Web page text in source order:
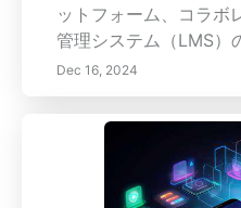
的な学びの利点とそれ
判的思考や社会的スキ
す。独立心やウェルビ
る 定期的な休憩や、
力を高める教室内での
の重要性を学び、最終
につながります。この
管理者、および教育環
ットフォーム、コラボ
管理システム（LMS）
記事を通じて、教育技
ます。個別化された教
ャルリアリティ（VR
解をどのように高めら
す。Kahoot!、Quizlet
どの人気プラットフォ
Dec 16, 2024